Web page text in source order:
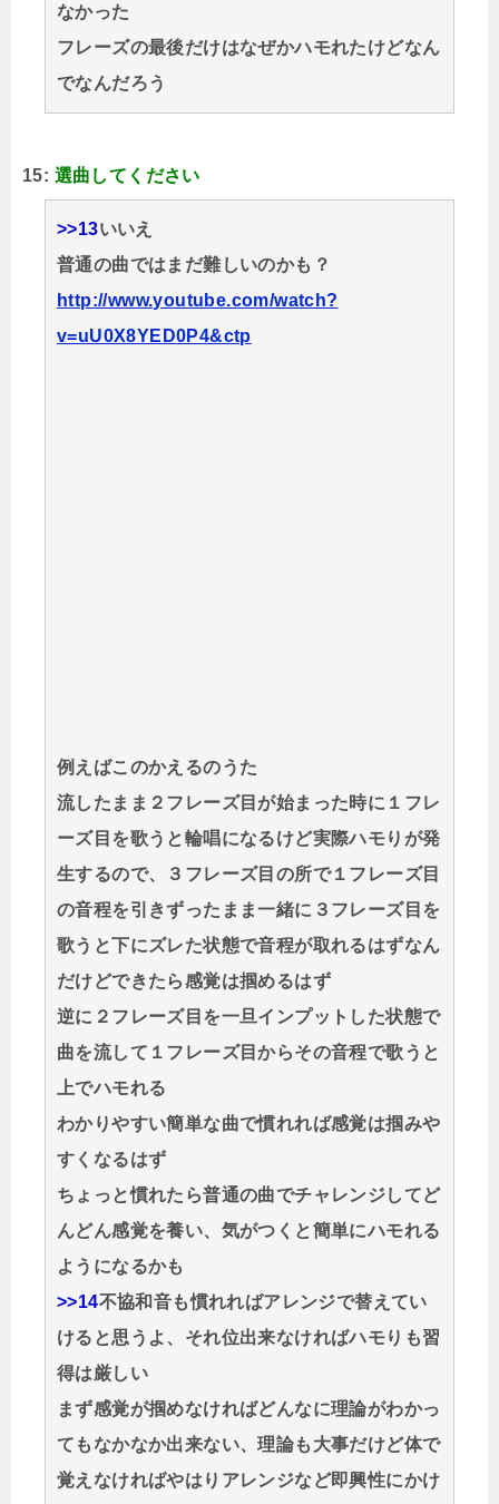
なかった
フレーズの最後だけはなぜかハモれたけどなん
でなんだろう
15: 選曲してください
>>13いいえ
普通の曲ではまだ難しいのかも？
http://www.youtube.com/watch?
v=uU0X8YED0P4&ctp
例えばこのかえるのうた
流したまま２フレーズ目が始まった時に１フレ
ーズ目を歌うと輪唱になるけど実際ハモりが発
生するので、３フレーズ目の所で１フレーズ目
の音程を引きずったまま一緒に３フレーズ目を
歌うと下にズレた状態で音程が取れるはずなん
だけどできたら感覚は掴めるはず
逆に２フレーズ目を一旦インプットした状態で
曲を流して１フレーズ目からその音程で歌うと
上でハモれる
わかりやすい簡単な曲で慣れれば感覚は掴みや
すくなるはず
ちょっと慣れたら普通の曲でチャレンジしてど
んどん感覚を養い、気がつくと簡単にハモれる
ようになるかも
>>14不協和音も慣れればアレンジで替えてい
けると思うよ、それ位出来なければハモりも習
得は厳しい
まず感覚が掴めなければどんなに理論がわかっ
てもなかなか出来ない、理論も大事だけど体で
覚えなければやはりアレンジなど即興性にかけ